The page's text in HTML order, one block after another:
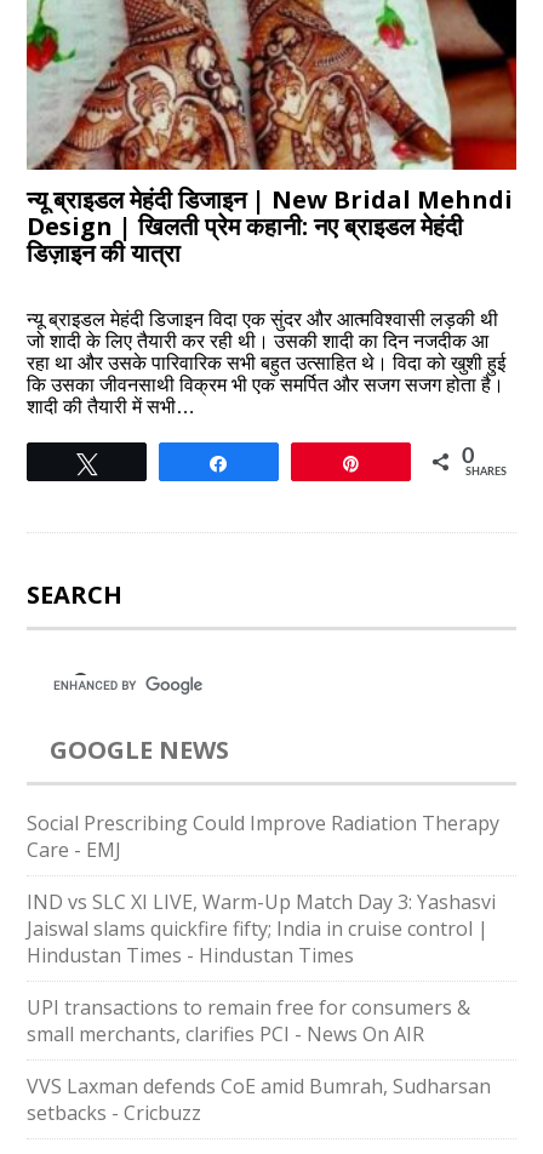
न्यू ब्राइडल मेहंदी डिजाइन | New Bridal Mehndi
Design | खिलती प्रेम कहानी: नए ब्राइडल मेहंदी
डिज़ाइन की यात्रा
न्यू ब्राइडल मेहंदी डिजाइन विदा एक सुंदर और आत्मविश्वासी लड़की थी
जो शादी के लिए तैयारी कर रही थी। उसकी शादी का दिन नजदीक आ
रहा था और उसके पारिवारिक सभी बहुत उत्साहित थे। विदा को खुशी हुई
कि उसका जीवनसाथी विक्रम भी एक समर्पित और सजग सजग होता है।
शादी की तैयारी में सभी…
0
SHARES
SEARCH
GOOGLE NEWS
Social Prescribing Could Improve Radiation Therapy
Care - EMJ
IND vs SLC XI LIVE, Warm-Up Match Day 3: Yashasvi
Jaiswal slams quickfire fifty; India in cruise control |
Hindustan Times - Hindustan Times
UPI transactions to remain free for consumers &
small merchants, clarifies PCI - News On AIR
VVS Laxman defends CoE amid Bumrah, Sudharsan
setbacks - Cricbuzz